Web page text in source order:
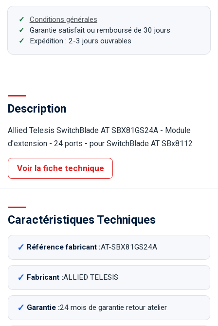
Conditions générales
Garantie satisfait ou remboursé de 30 jours
Expédition : 2-3 jours ouvrables
Description
Allied Telesis SwitchBlade AT SBX81GS24A - Module
d'extension - 24 ports - pour SwitchBlade AT SBx8112
Voir la fiche technique
Caractéristiques Techniques
Référence fabricant :AT-SBX81GS24A
Fabricant :ALLIED TELESIS
Garantie :24 mois de garantie retour atelier